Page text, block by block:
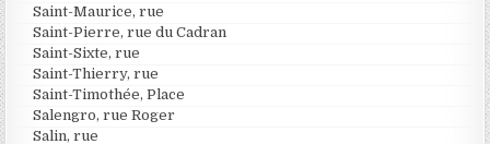
Saint-Maurice, rue
Saint-Pierre, rue du Cadran
Saint-Sixte, rue
Saint-Thierry, rue
Saint-Timothée, Place
Salengro, rue Roger
Salin, rue